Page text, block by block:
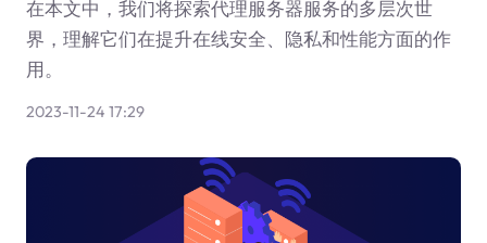
在本文中，我们将探索代理服务器服务的多层次世
界，理解它们在提升在线安全、隐私和性能方面的作
用。
2023-11-24 17:29